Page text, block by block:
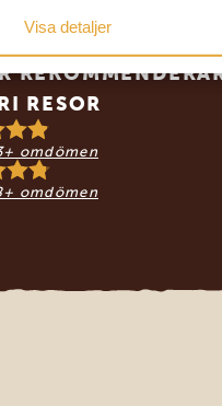
Visa detaljer
RESOR
omdömen
omdömen